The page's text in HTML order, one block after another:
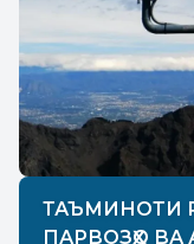
ТАЪМИНОТИ
ПАРВОЗҲО